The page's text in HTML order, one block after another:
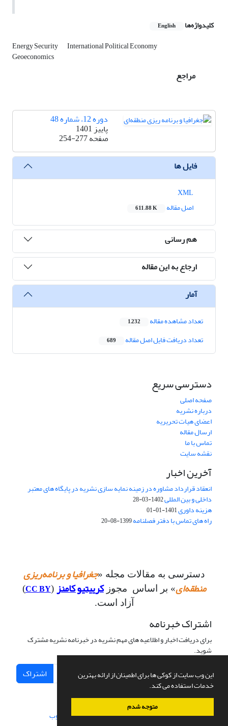
این وب سایت از کوکی ها برای اطمینان از ارائه بهترین
خدمات استفاده می کند.
متوجه شدم
کلیدواژه‌ها English
Energy Security International Political Economy
Geoeconomics
مراجع
دوره 12، شماره 48
پاییز 1401
صفحه254-277
فایل ها
اصل مقاله
611.88 K
هم رسانی
ارجاع به این مقاله
آمار
تعداد مشاهده مقاله 1,232
تعداد دریافت فایل اصل مقاله 689
دسترسی سریع
صفحه اصلی
درباره نشریه
اعضای هیات تحریریه
ارسال مقاله
تماس با ما
نقشه سایت
آخرین اخبار
انعقاد قرارداد مشاوره در زمینه نمایه سازی نشریه در پایگاه های معتبر
داخلی و بین المللی1402-03-28
هزینه داوری1401-01-01
راه های تماس با دفتر فصلنامه1399-08-20
دسترسی به مقالات مجله «جغرافیا و برنامه‌ریزی
منطقه‌ای» بر اساس مجوزکرییتیو کامنز (
CC BY
)
آزاد است.
اشتراک خبرنامه
برای دریافت اخبار و اطلاعیه های مهم نشریه در خبرنامه نشریه مشترک
شوید.
اشتراک
سامانه مدیریت نشریات علمی.طراحی و پیاده سازی از سیناوب